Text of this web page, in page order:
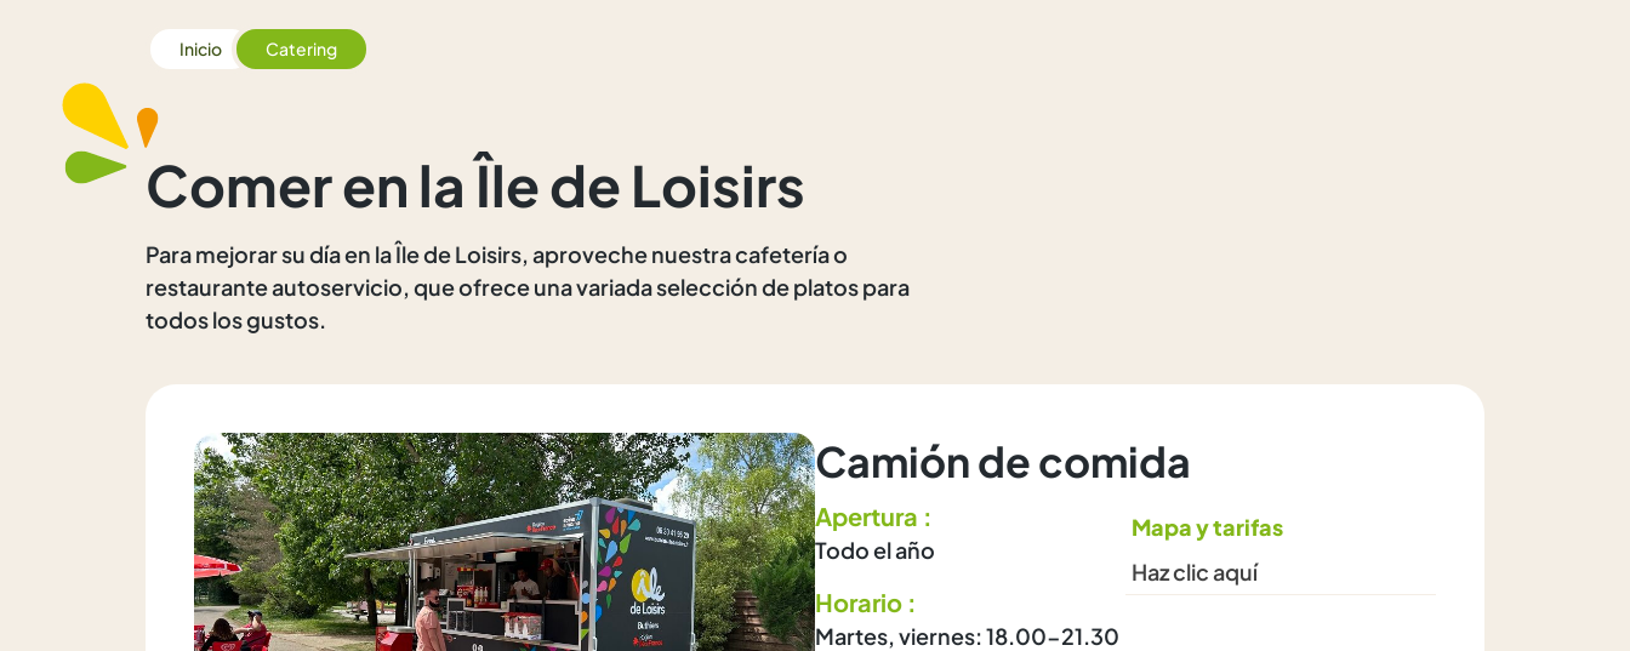
Inicio Catering
Comer en la Île de Loisirs
Para mejorar su día en la Île de Loisirs, aproveche nuestra cafetería o
restaurante autoservicio, que ofrece una variada selección de platos para
todos los gustos.
Camión de comida
Apertura :
Todo el año
Horario :
Martes, viernes: 18.00-21.30
Mapa y tarifas
Haz clic aquí